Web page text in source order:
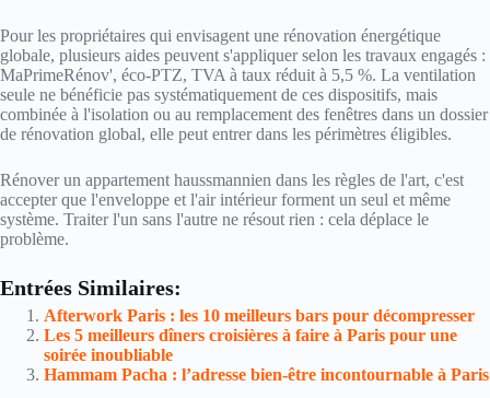
Pour les propriétaires qui envisagent une rénovation énergétique
globale, plusieurs aides peuvent s'appliquer selon les travaux engagés :
MaPrimeRénov', éco-PTZ, TVA à taux réduit à 5,5 %. La ventilation
seule ne bénéficie pas systématiquement de ces dispositifs, mais
combinée à l'isolation ou au remplacement des fenêtres dans un dossier
de rénovation global, elle peut entrer dans les périmètres éligibles.
Rénover un appartement haussmannien dans les règles de l'art, c'est
accepter que l'enveloppe et l'air intérieur forment un seul et même
système. Traiter l'un sans l'autre ne résout rien : cela déplace le
problème.
Entrées Similaires:
Afterwork Paris : les 10 meilleurs bars pour décompresser
Les 5 meilleurs dîners croisières à faire à Paris pour une
soirée inoubliable
Hammam Pacha : l’adresse bien-être incontournable à Paris